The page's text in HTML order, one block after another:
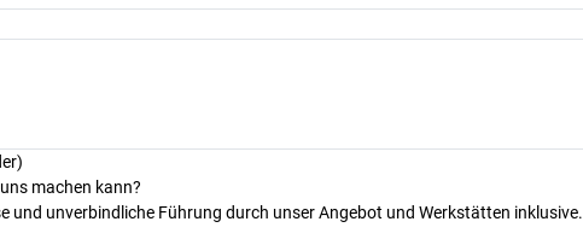
machen kann?
und unverbindliche Führung durch unser Angebot und Werkstätten inklusive.